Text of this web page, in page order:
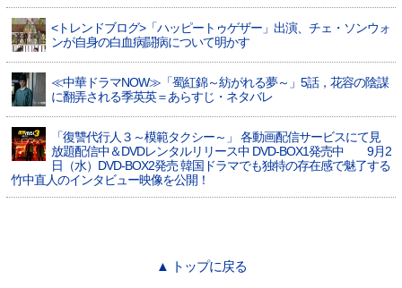
<トレンドブログ>「ハッピートゥゲザー」出演、チェ・ソンウォ
ンが自身の白血病闘病について明かす
≪中華ドラマNOW≫「蜀紅錦～紡がれる夢～」5話，花容の陰謀
に翻弄される季英英＝あらすじ・ネタバレ
「復讐代行人３～模範タクシー～」 各動画配信サービスにて見
放題配信中＆DVDレンタルリリース中 DVD-BOX1発売中 9月2
日（水）DVD-BOX2発売 韓国ドラマでも独特の存在感で魅了する
竹中直人のインタビュー映像を公開！
▲ トップに戻る